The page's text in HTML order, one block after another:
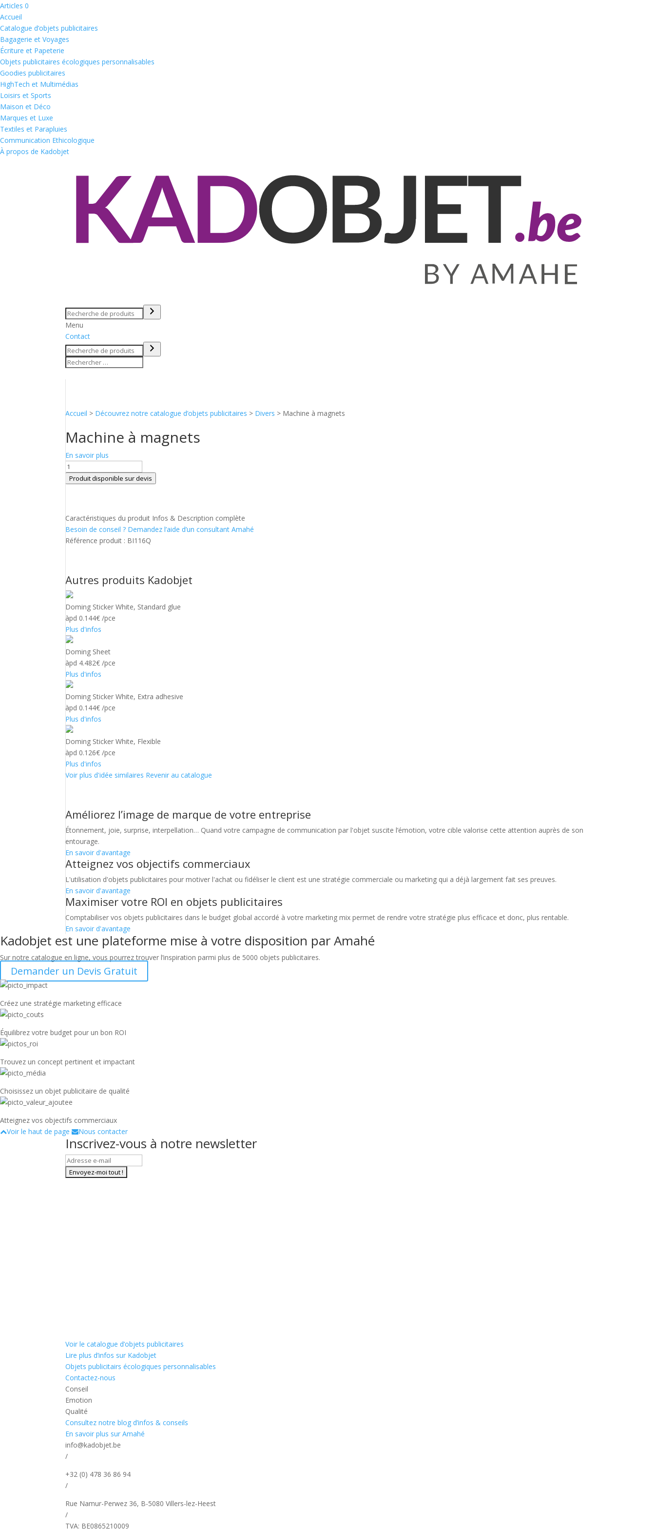
Articles 0
Accueil
Catalogue d’objets publicitaires
Bagagerie et Voyages
Écriture et Papeterie
Objets publicitaires écologiques personnalisables
Goodies publicitaires
HighTech et Multimédias
Loisirs et Sports
Maison et Déco
Marques et Luxe
Textiles et Parapluies
Communication Ethicologique
À propos de Kadobjet
Recherche
Menu
Contact
Recherche
Accueil > Découvrez notre catalogue d’objets publicitaires > Divers > Machine à magnets
Machine à magnets
En savoir plus
quantité
de
Produit disponible sur devis
Caractéristiques du produit Infos & Description complète
Besoin de conseil ? Demandez l’aide d’un consultant Amahé
Référence produit : BI116Q
Autres produits Kadobjet
Doming Sticker White, Standard glue
àpd 0.144€ /pce
Plus d'infos
Doming Sheet
àpd 4.482€ /pce
Plus d'infos
Doming Sticker White, Extra adhesive
àpd 0.144€ /pce
Plus d'infos
Doming Sticker White, Flexible
àpd 0.126€ /pce
Plus d'infos
Voir plus d'idée similaires Revenir au catalogue
Améliorez l’image de marque de votre entreprise
Étonnement, joie, surprise, interpellation… Quand votre campagne de communication par l'objet suscite l’émotion, votre cible valorise cette attention auprès de son
entourage.
En savoir d'avantage
Atteignez vos objectifs commerciaux
L'utilisation d'objets publicitaires pour motiver l'achat ou fidéliser le client est une stratégie commerciale ou marketing qui a déjà largement fait ses preuves.
En savoir d'avantage
Maximiser votre ROI en objets publicitaires
Comptabiliser vos objets publicitaires dans le budget global accordé à votre marketing mix permet de rendre votre stratégie plus efficace et donc, plus rentable.
En savoir d'avantage
Kadobjet est une plateforme mise à votre disposition par Amahé
Sur notre catalogue en ligne, vous pourrez trouver l’inspiration parmi plus de 5000 objets publicitaires.
Demander un Devis Gratuit
Créez une stratégie marketing efficace
Équilibrez votre budget pour un bon ROI
Trouvez un concept pertinent et impactant
Choisissez un objet publicitaire de qualité
Atteignez vos objectifs commerciaux
Voir le haut de page
Nous contacter
Inscrivez-vous à notre newsletter
Voir le catalogue d’objets publicitaires
Lire plus d’infos sur Kadobjet
Objets publicitairs écologiques personnalisables
Contactez-nous
Conseil
Emotion
Qualité
Consultez notre blog d’infos & conseils
En savoir plus sur Amahé
info@kadobjet.be
/
+32 (0) 478 36 86 94
/
Rue Namur-Perwez 36, B-5080 Villers-lez-Heest
/
TVA: BE0865210009